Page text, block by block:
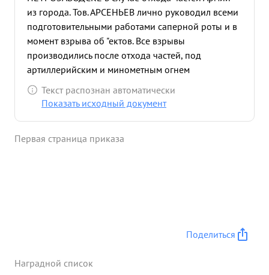
из города. Тов. АРСЕНЬЕВ лично руководил всеми
подготовительными работами саперной роты и в
момент взрыва об "ектов. Все взрывы
производились после отхода частей, под
артиллерийским и минометным огнем
противника. После выполнения задания весь
состав саперной роты был выведен из города без
Знамя" ...»
Текст распознан автоматически
Показать исходный документ
Первая страница приказа
Поделиться
Наградной список